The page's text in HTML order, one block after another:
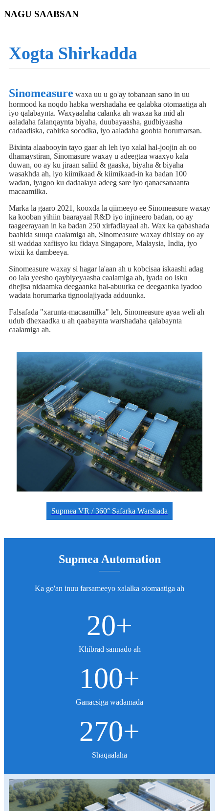
NAGU SAABSAN
Xogta Shirkadda
Sinomeasure waxa uu u go'ay tobanaan sano in uu
hormood ka noqdo habka wershadaha ee qalabka otomaatiga ah
iyo qalabaynta. Waxyaalaha calanka ah waxaa ka mid ah
aaladaha falanqaynta biyaha, duubayaasha, gudbiyaasha
cadaadiska, cabirka socodka, iyo aaladaha goobta horumarsan.
Bixinta alaabooyin tayo gaar ah leh iyo xalal hal-joojin ah oo
dhamaystiran, Sinomasure waxay u adeegtaa waaxyo kala
duwan, oo ay ku jiraan saliid & gaaska, biyaha & biyaha
wasakhda ah, iyo kiimikaad & kiimikaad-in ka badan 100
wadan, iyagoo ku dadaalaya adeeg sare iyo qanacsanaanta
macaamilka.
Marka la gaaro 2021, kooxda la qiimeeyo ee Sinomeasure waxay
ka kooban yihiin baarayaal R&D iyo injineero badan, oo ay
taageerayaan in ka badan 250 xirfadlayaal ah. Wax ka qabashada
baahida suuqa caalamiga ah, Sinomeasure waxay dhistay oo ay
sii waddaa xafiisyo ku fidaya Singapore, Malaysia, India, iyo
wixii ka dambeeya.
Sinomeasure waxay si hagar la'aan ah u kobcisaa iskaashi adag
oo lala yeesho qaybiyeyaasha caalamiga ah, iyada oo isku
dhejisa nidaamka deegaanka hal-abuurka ee deegaanka iyadoo
wadata horumarka tignoolajiyada adduunka.
Falsafada "xarunta-macaamilka" leh, Sinomeasure ayaa weli ah
udub dhexaadka u ah qaabaynta warshadaha qalabaynta
caalamiga ah.
Supmea VR / 360° Safarka Warshada
Supmea Automation
Ka go'an inuu farsameeyo xalalka otomaatiga ah
20+
Khibrad sannado ah
100+
Ganacsiga wadamada
270+
Shaqaalaha